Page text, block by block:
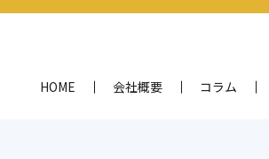
HOME 会社概要 コラム